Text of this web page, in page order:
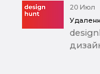
20 Июл